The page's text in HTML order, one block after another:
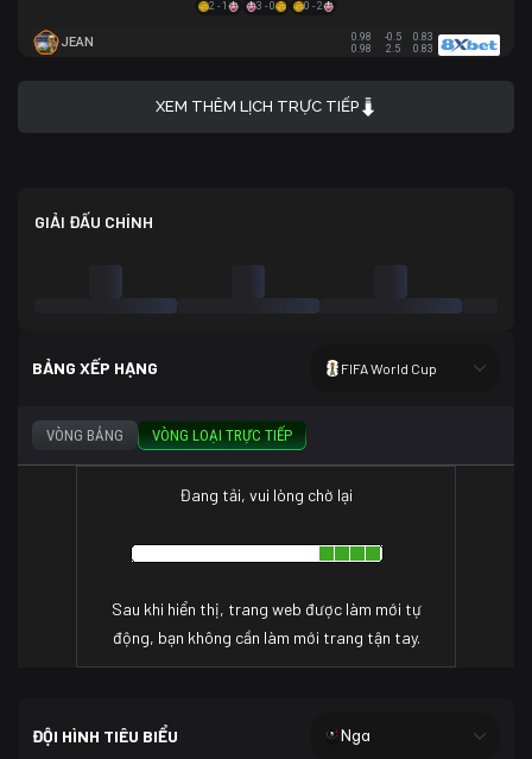
2 - 1 3 - 0 0 - 2
JEAN 0.98 -0.5
0.83
0.98
2.5 0.83
XEM THÊM LỊCH TRỰC TIẾP
GIẢI ĐẤU CHÍNH
BẢNG XẾP HẠNG FIFA World Cup
VÒNG BẢNG VÒNG LOẠI TRỰC TIẾP
Đang tải, vui lòng chờ lại
Sau khi hiển thị, trang web được làm mới tự
động, bạn không cần làm mới trang tận tay.
ĐỘI HÌNH TIÊU BIỂU Nga